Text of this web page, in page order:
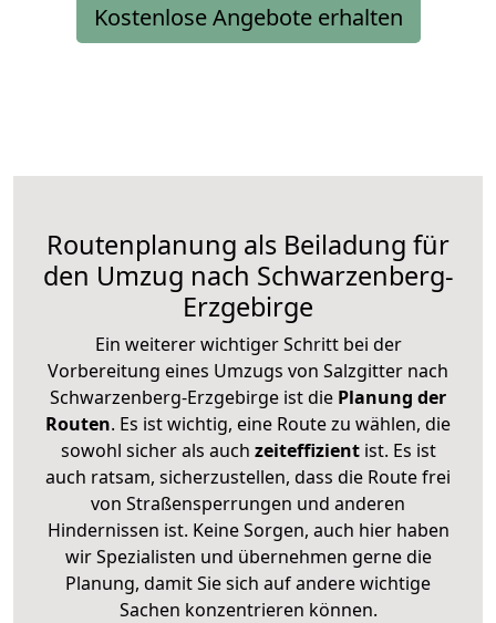
Kostenlose Angebote erhalten
Routenplanung als Beiladung für
den Umzug nach Schwarzenberg-
Erzgebirge
Ein weiterer wichtiger Schritt bei der
Vorbereitung eines Umzugs von Salzgitter nach
Schwarzenberg-Erzgebirge ist die Planung der
Routen. Es ist wichtig, eine Route zu wählen, die
sowohl sicher als auch zeiteffizientist. Es ist
auch ratsam, sicherzustellen, dass die Route frei
von Straßensperrungen und anderen
Hindernissen ist. Keine Sorgen, auch hier haben
wir Spezialisten und übernehmen gerne die
Planung, damit Sie sich auf andere wichtige
Sachen konzentrieren können.